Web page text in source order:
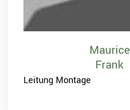
Maurice
Frank
Leitung Montage